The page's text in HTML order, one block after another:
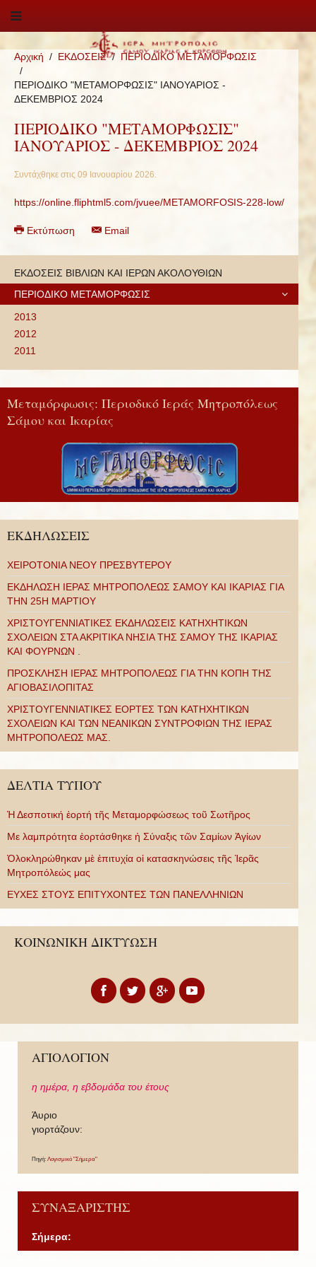
Αρχική ΕΚΔΟΣΕΙΣ ΠΕΡΙΟΔΙΚΟ ΜΕΤΑΜΟΡΦΩΣΙΣ
ΠΕΡΙΟΔΙΚΟ "ΜΕΤΑΜΟΡΦΩΣΙΣ" ΙΑΝΟΥΑΡΙΟΣ -
ΔΕΚΕΜΒΡΙΟΣ 2024
ΠΕΡΙΟΔΙΚΟ "ΜΕΤΑΜΟΡΦΩΣΙΣ"
ΙΑΝΟΥΑΡΙΟΣ - ΔΕΚΕΜΒΡΙΟΣ 2024
Συντάχθηκε στις 09 Ιανουαρίου 2026.
https://online.fliphtml5.com/jvuee/METAMORFOSIS-228-low/
Εκτύπωση Email
ΕΚΔΟΣΕΙΣ ΒΙΒΛΙΩΝ ΚΑΙ ΙΕΡΩΝ ΑΚΟΛΟΥΘΙΩΝ
ΠΕΡΙΟΔΙΚΟ ΜΕΤΑΜΟΡΦΩΣΙΣ
2013
2012
2011
Μεταμόρφωσις: Περιοδικό Ιεράς Μητροπόλεως
Σάμου και Ικαρίας
ΕΚΔΗΛΩΣΕΙΣ
ΧΕΙΡΟΤΟΝΙΑ ΝΕΟΥ ΠΡΕΣΒΥΤΕΡΟΥ
ΕΚΔΗΛΩΣΗ ΙΕΡΑΣ ΜΗΤΡΟΠΟΛΕΩΣ ΣΑΜΟΥ ΚΑΙ ΙΚΑΡΙΑΣ ΓΙΑ
ΤΗΝ 25Η ΜΑΡΤΙΟΥ
ΧΡΙΣΤΟΥΓΕΝΝΙΑΤΙΚΕΣ ΕΚΔΗΛΩΣΕΙΣ ΚΑΤΗΧΗΤΙΚΩΝ
ΣΧΟΛΕΙΩΝ ΣΤΑ ΑΚΡΙΤΙΚΑ ΝΗΣΙΑ ΤΗΣ ΣΑΜΟΥ ΤΗΣ ΙΚΑΡΙΑΣ
ΚΑΙ ΦΟΥΡΝΩΝ .
ΠΡΟΣΚΛΗΣΗ ΙΕΡΑΣ ΜΗΤΡΟΠΟΛΕΩΣ ΓΙΑ ΤΗΝ ΚΟΠΗ ΤΗΣ
ΑΓΙΟΒΑΣΙΛΟΠΙΤΑΣ
ΧΡΙΣΤΟΥΓΕΝΝΙΑΤΙΚΕΣ ΕΟΡΤΕΣ ΤΩΝ ΚΑΤΗΧΗΤΙΚΩΝ
ΣΧΟΛΕΙΩΝ ΚΑΙ ΤΩΝ ΝΕΑΝΙΚΩΝ ΣΥΝΤΡΟΦΙΩΝ ΤΗΣ ΙΕΡΑΣ
ΜΗΤΡΟΠΟΛΕΩΣ ΜΑΣ.
ΔΕΛΤΙΑ ΤΥΠΟΥ
Ἡ Δεσποτική ἑορτή τῆς Μεταμορφώσεως τοῦ Σωτῆρος
Με λαμπρότητα ἑορτάσθηκε ἡ Σύναξις τῶν Σαμίων Ἁγίων
Ὁλοκληρώθηκαν μὲ ἐπιτυχία οἱ κατασκηνώσεις τῆς Ἱερᾶς
Μητροπόλεώς μας
ΕΥΧΕΣ ΣΤΟΥΣ ΕΠΙΤΥΧΟΝΤΕΣ ΤΩΝ ΠΑΝΕΛΛΗΝΙΩΝ
ΚΟΙΝΩΝΙΚΗ ΔΙΚΤΥΩΣΗ
ΑΓΙΟΛΟΓΙΟΝ
η ημέρα, η εβδομάδα του έτους
Άυριο
γιορτάζουν:
Πηγή: Λογισμικό "Σήμερα"
ΣΥΝΑΞΑΡΙΣΤΗΣ
Σήμερα: